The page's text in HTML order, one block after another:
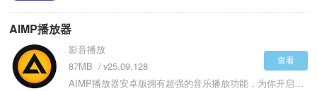
AIMP播放器
影音播放
87MB
v25.09.128
AIMP播放器安卓版拥有超强的音乐播放功能，为你开启一场极致纯粹的聆听之旅，摆脱繁杂干扰，沉浸于纯粹的旋律世界。AIMP播放器安卓版专为追求无损音质和低资源占用的用户设计，支持海量音频格式和高保真音频处理。能够轻松播放各种常见及小众格式的音频文件，以高保真的音质完美呈现，为你带来身临其境的听觉享受。还有丰富多样的音效调节选项，从均衡器到混响效果，可根据个人喜好和音乐类型精细调整，使用AIMP播放器来获得个性化音效。
查看